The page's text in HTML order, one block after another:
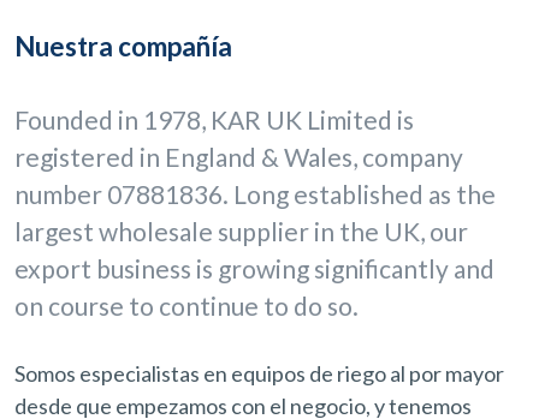
Nuestra compañía
Founded in 1978, KAR UK Limited is
registered in England & Wales, company
number 07881836. Long established as the
largest wholesale supplier in the UK, our
export business is growing significantly and
on course to continue to do so.
Somos especialistas en equipos de riego al por mayor
desde que empezamos con el negocio, y tenemos